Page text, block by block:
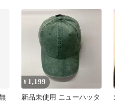
¥ 1,199
新品未使用 ニューハッタ